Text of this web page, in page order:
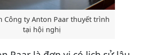
Công ty Anton Paar thuyết trình
tại hội nghị